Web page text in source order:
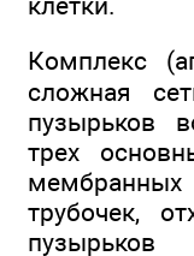
Комплекс
сложная
пузырьков
трех
трубочек,